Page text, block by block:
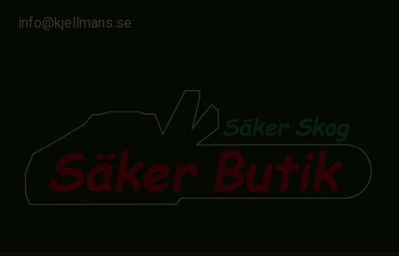
info@kjellmans.se